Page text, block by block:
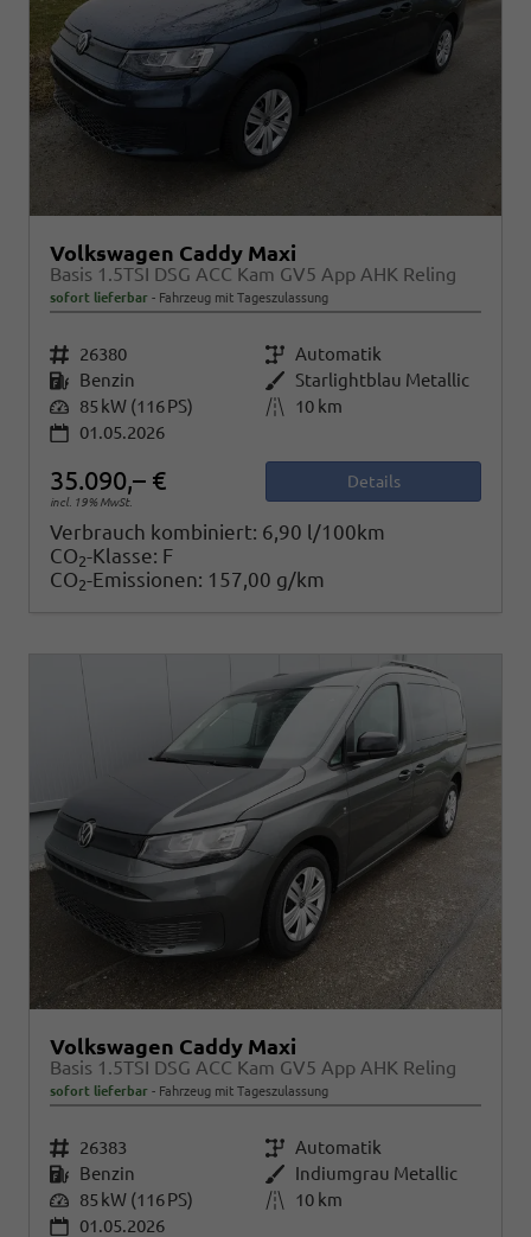
Volkswagen Caddy Maxi
Basis 1.5TSI DSG ACC Kam GV5 App AHK Reling
sofort lieferbar Fahrzeug mit Tageszulassung
Fahrzeugnr. 26380 Getriebe Automatik
Kraftstoff Benzin Außenfarbe Starlightblau Metallic
Leistung 85 kW (116 PS) Kilometerstand
10 km
01.05.2026
35.090,– €
incl. 19% MwSt.
Details
Verbrauch kombiniert: 6,90 l/100km
CO2-Klasse: F
CO2-Emissionen: 157,00 g/km
Volkswagen Caddy Maxi
Basis 1.5TSI DSG ACC Kam GV5 App AHK Reling
sofort lieferbar Fahrzeug mit Tageszulassung
Fahrzeugnr. 26383 Getriebe Automatik
Kraftstoff Benzin Außenfarbe Indiumgrau Metallic
Leistung 85 kW (116 PS) Kilometerstand
10 km
01.05.2026